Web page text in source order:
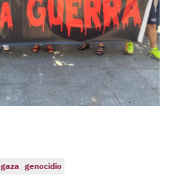
gaza genocidio